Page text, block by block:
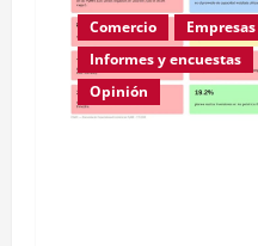
Comercio
Empresas
Informes y encuestas
Opinión